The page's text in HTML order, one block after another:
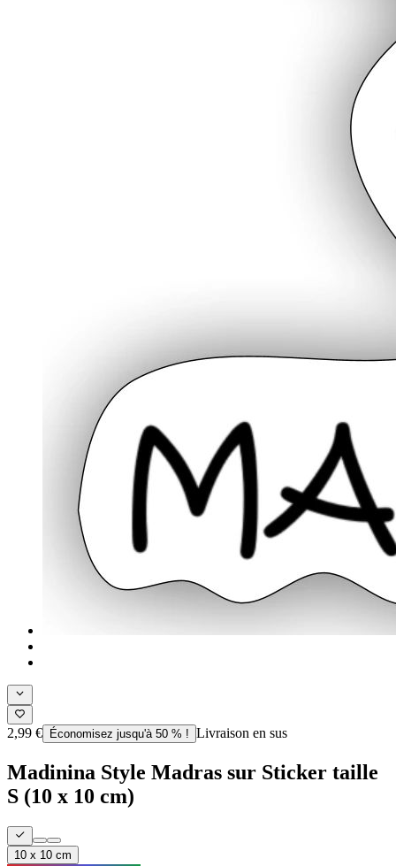
2,99 € Économisez jusqu'à 50 % ! Livraison en sus
Madinina Style Madras sur Sticker taille
S (10 x 10 cm)
10 x 10 cm